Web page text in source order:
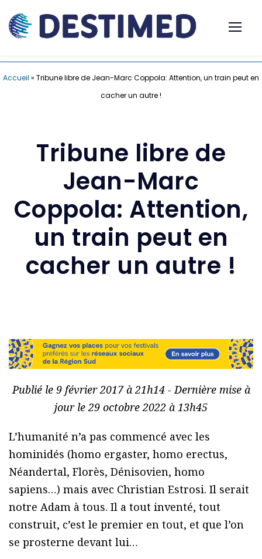
Accueil » Tribune libre de Jean-Marc Coppola: Attention, un train peut en
cacher un autre !
Tribune libre de
Jean-Marc
Coppola: Attention,
un train peut en
cacher un autre !
Publié le 9 février 2017 à 21h14 - Dernière mise à
jour le 29 octobre 2022 à 13h45
L’humanité n’a pas commencé avec les
hominidés (homo ergaster, homo erectus,
Néandertal, Florès, Dénisovien, homo
sapiens…) mais avec Christian Estrosi. Il serait
notre Adam à tous. Il a tout inventé, tout
construit, c’est le premier en tout, et que l’on
se prosterne devant lui…